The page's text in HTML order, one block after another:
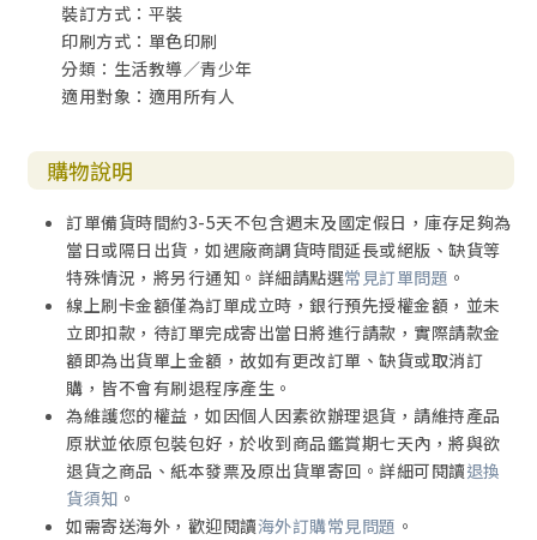
裝訂方式：平裝
印刷方式：單色印刷
分類：生活教導／青少年
適用對象：適用所有人
購物說明
訂單備貨時間約3-5天不包含週末及國定假日，庫存足夠為
當日或隔日出貨，如遇廠商調貨時間延長或絕版、缺貨等
特殊情況，將另行通知。詳細請點選常見訂單問題 。
線上刷卡金額僅為訂單成立時，銀行預先授權金額，並未
立即扣款，待訂單完成寄出當日將進行請款，實際請款金
額即為出貨單上金額，故如有更改訂單、缺貨或取消訂
購，皆不會有刷退程序產生。
為維護您的權益，如因個人因素欲辦理退貨，請維持產品
原狀並依原包裝包好，於收到商品鑑賞期七天內，將與欲
退貨之商品、紙本發票及原出貨單寄回。詳細可閱讀退換
貨須知 。
如需寄送海外，歡迎閱讀海外訂購常見問題 。